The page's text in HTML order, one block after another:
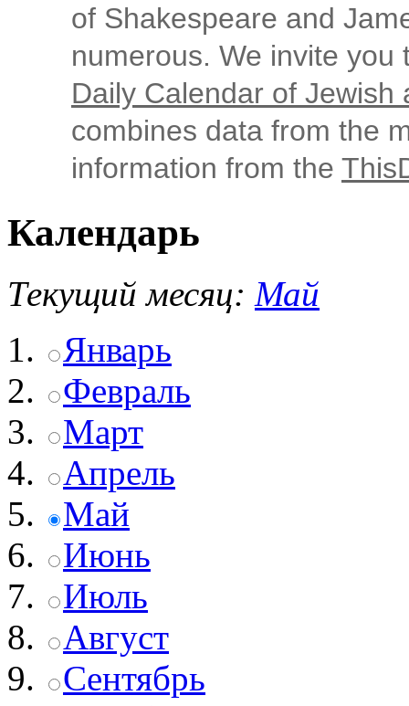
of Shakespeare and
numerous. We invite
Daily Calendar of Jewish
combines data from the
information from the
Календарь
Текущий месяц: Май
Январь
Февраль
Март
Апрель
Май
Июнь
Июль
Август
Сентябрь